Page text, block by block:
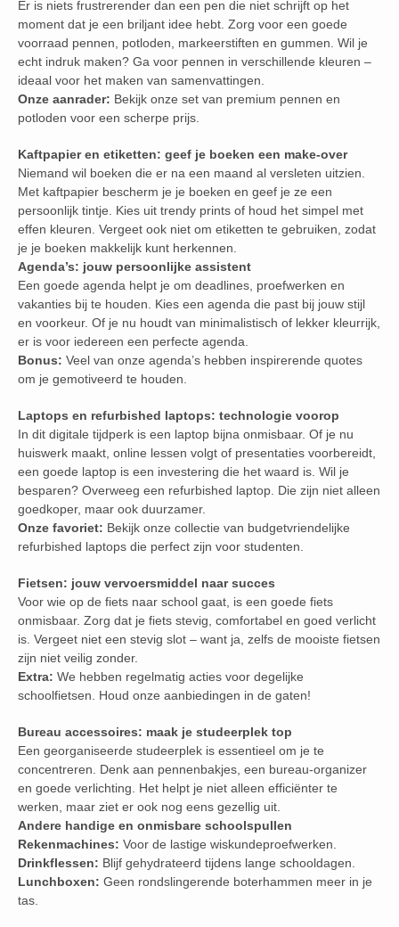
Er is niets frustrerender dan een pen die niet schrijft op het
moment dat je een briljant idee hebt. Zorg voor een goede
voorraad pennen, potloden, markeerstiften en gummen. Wil je
echt indruk maken? Ga voor pennen in verschillende kleuren –
ideaal voor het maken van samenvattingen.
Onze aanrader: Bekijk onze set van premium pennen en
potloden voor een scherpe prijs.
Kaftpapier en etiketten: geef je boeken een make-over
Niemand wil boeken die er na een maand al versleten uitzien.
Met kaftpapier bescherm je je boeken en geef je ze een
persoonlijk tintje. Kies uit trendy prints of houd het simpel met
effen kleuren. Vergeet ook niet om etiketten te gebruiken, zodat
je je boeken makkelijk kunt herkennen.
Agenda’s: jouw persoonlijke assistent
Een goede agenda helpt je om deadlines, proefwerken en
vakanties bij te houden. Kies een agenda die past bij jouw stijl
en voorkeur. Of je nu houdt van minimalistisch of lekker kleurrijk,
er is voor iedereen een perfecte agenda.
Bonus: Veel van onze agenda’s hebben inspirerende quotes
om je gemotiveerd te houden.
Laptops en refurbished laptops: technologie voorop
In dit digitale tijdperk is een laptop bijna onmisbaar. Of je nu
huiswerk maakt, online lessen volgt of presentaties voorbereidt,
een goede laptop is een investering die het waard is. Wil je
besparen? Overweeg een refurbished laptop. Die zijn niet alleen
goedkoper, maar ook duurzamer.
Onze favoriet: Bekijk onze collectie van budgetvriendelijke
refurbished laptops die perfect zijn voor studenten.
Fietsen: jouw vervoersmiddel naar succes
Voor wie op de fiets naar school gaat, is een goede fiets
onmisbaar. Zorg dat je fiets stevig, comfortabel en goed verlicht
is. Vergeet niet een stevig slot – want ja, zelfs de mooiste fietsen
zijn niet veilig zonder.
Extra: We hebben regelmatig acties voor degelijke
schoolfietsen. Houd onze aanbiedingen in de gaten!
Bureau accessoires: maak je studeerplek top
Een georganiseerde studeerplek is essentieel om je te
concentreren. Denk aan pennenbakjes, een bureau-organizer
en goede verlichting. Het helpt je niet alleen efficiënter te
werken, maar ziet er ook nog eens gezellig uit.
Andere handige en onmisbare schoolspullen
Rekenmachines: Voor de lastige wiskundeproefwerken.
Drinkflessen: Blijf gehydrateerd tijdens lange schooldagen.
Lunchboxen: Geen rondslingerende boterhammen meer in je
tas.